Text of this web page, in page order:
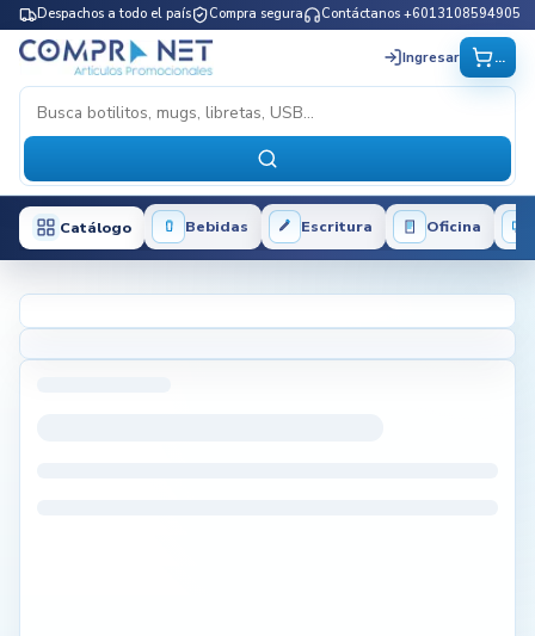
Despachos a todo el país Compra segura Contáctanos +6013108594905
Ingresar ...
Catálogo Bebidas Escritura Oficina